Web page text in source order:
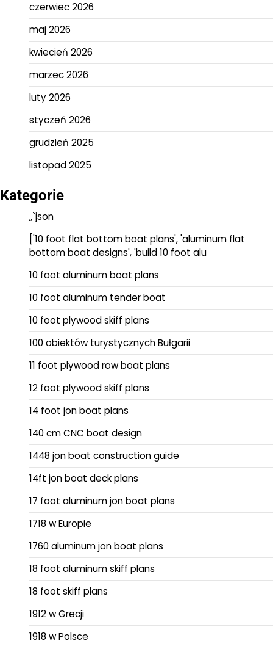
czerwiec 2026
maj 2026
kwiecień 2026
marzec 2026
luty 2026
styczeń 2026
grudzień 2025
listopad 2025
Kategorie
„`json
['10 foot flat bottom boat plans', 'aluminum flat
bottom boat designs', 'build 10 foot alu
10 foot aluminum boat plans
10 foot aluminum tender boat
10 foot plywood skiff plans
100 obiektów turystycznych Bułgarii
11 foot plywood row boat plans
12 foot plywood skiff plans
14 foot jon boat plans
140 cm CNC boat design
1448 jon boat construction guide
14ft jon boat deck plans
17 foot aluminum jon boat plans
1718 w Europie
1760 aluminum jon boat plans
18 foot aluminum skiff plans
18 foot skiff plans
1912 w Grecji
1918 w Polsce